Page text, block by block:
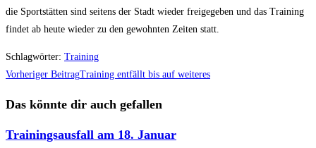
die Sportstätten sind seitens der Stadt wieder freigegeben und das Training
findet ab heute wieder zu den gewohnten Zeiten statt.
Schlagwörter: Training
Weitere
ansehen
Vorheriger BeitragTraining entfällt bis auf weiteres
Das könnte dir auch gefallen
Trainingsausfall am 18. Januar